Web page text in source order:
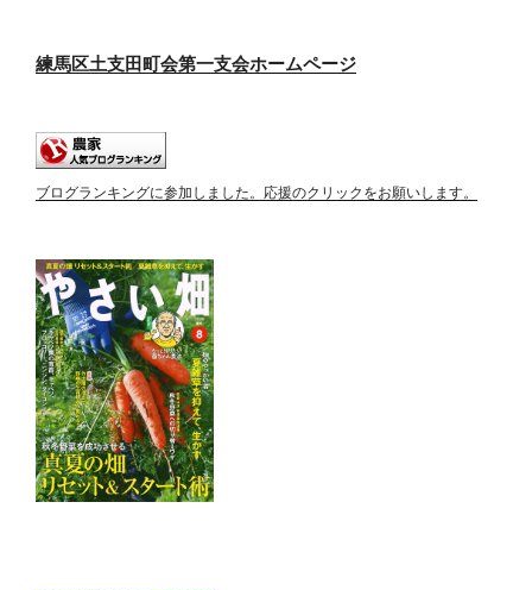
練馬区土支田町会第一支会ホームページ
ブログランキングに参加しました。応援のクリックをお願いします。